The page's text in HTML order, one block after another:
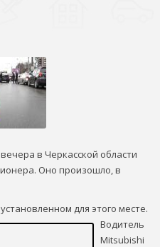
в Черкасской области
Оно произошло, в
для этого месте.
Водитель
Mitsubishi